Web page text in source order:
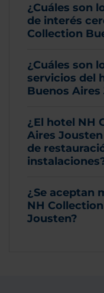
¿Cuáles son
de interés
Collection
¿Cuáles son
servicios del
Buenos Aires
¿El hotel NH
Aires
de
¿Se aceptan
NH
Jousten?